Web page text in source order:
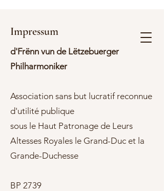
Impressum
d'Frënn vun de Lëtzebuerger
Philharmoniker
Association sans but lucratif reconnue
d'utilité publique
sous le Haut Patronage de Leurs
Altesses Royales le Grand-Duc et la
Grande-Duchesse
BP 2739